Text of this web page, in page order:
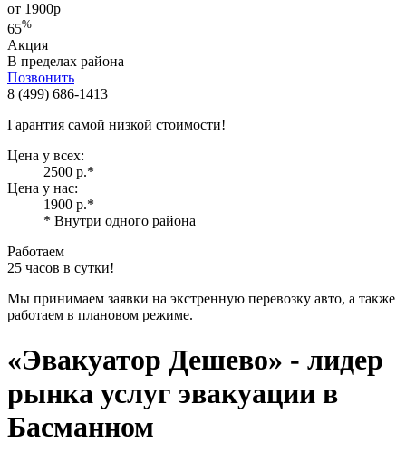
от 1900р
65%
Акция
В пределах района
Позвонить
8 (499) 686-1413
Гарантия самой низкой стоимости!
Цена у всех:
2500 р.*
Цена у нас:
1900 р.*
* Внутри одного района
Работаем
25 часов в сутки!
Мы принимаем заявки на экстренную перевозку авто, а также
работаем в плановом режиме.
«Эвакуатор Дешево» - лидер
рынка услуг эвакуации в
Басманном